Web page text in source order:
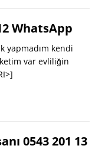
WhatsApp
yapmadım kendi
var evliliğin
0543 201 13